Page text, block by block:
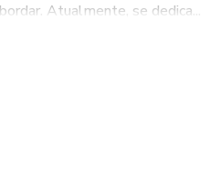
Atualmente, se dedica...